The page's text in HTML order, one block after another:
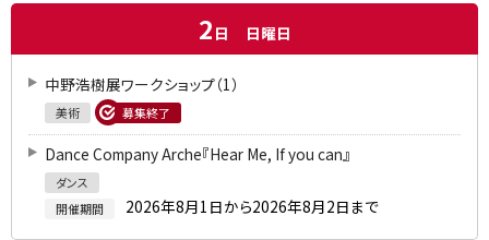
2 日 日曜日
中野浩樹展ワークショップ（1）
美術 募集終了
Dance Company Arche『Hear Me, If you can』
ダンス
開催期間
2026年8月1日から2026年8月2日まで